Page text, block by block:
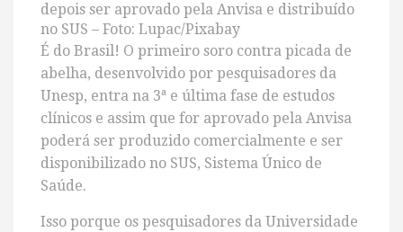
depois ser aprovado pela Anvisa e distribuído
no SUS – Foto: Lupac/Pixabay
É do Brasil! O primeiro soro contra picada de
abelha, desenvolvido por pesquisadores da
Unesp, entra na 3ª e última fase de estudos
clínicos e assim que for aprovado pela Anvisa
poderá ser produzido comercialmente e ser
disponibilizado no SUS, Sistema Único de
Saúde.
Isso porque os pesquisadores da Universidade